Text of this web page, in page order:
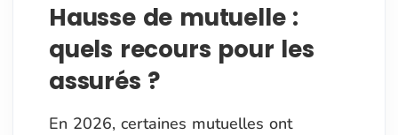
Hausse de mutuelle :
quels recours pour les
assurés ?
En 2026, certaines mutuelles ont